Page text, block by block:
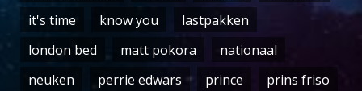
it's time
know you
lastpakken
london bed
matt pokora
nationaal
neuken
perrie edwars prince prins friso